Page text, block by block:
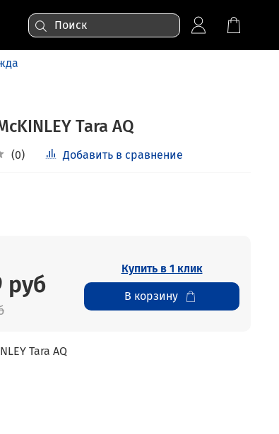
Tara AQ
(0) Добавить в сравнение
руб
Купить в 1 клик
В корзину
Tara AQ